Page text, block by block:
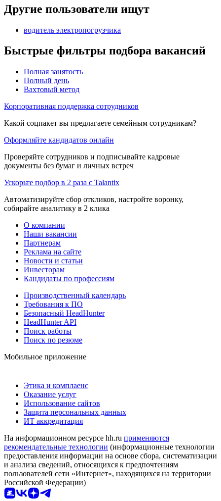
Другие пользователи ищут
водитель электропогрузчика
Быстрые фильтры подбора вакансий
Полная занятость
Полный день
Вахтовый метод
Корпоративная поддержка сотрудников
Какой соцпакет вы предлагаете семейным сотрудникам?
Оформляйте кандидатов онлайн
Проверяйте сотрудников и подписывайте кадровые
документы без бумаг и личных встреч
Ускорьте подбор в 2 раза с Talantix
Автоматизируйте сбор откликов, настройте воронку,
собирайте аналитику в 2 клика
О компании
Наши вакансии
Партнерам
Реклама на сайте
Новости и статьи
Инвесторам
Кандидаты по профессиям
Производственный календарь
Требования к ПО
Безопасный HeadHunter
HeadHunter API
Поиск работы
Поиск по резюме
Мобильное приложение
Этика и комплаенс
Оказание услуг
Использование сайтов
Защита персональных данных
ИТ аккредитация
На информационном ресурсе hh.ru применяются
рекомендательные технологии (информационные технологии
предоставления информации на основе сбора, систематизации
и анализа сведений, относящихся к предпочтениям
пользователей сети «Интернет», находящихся на территории
Российской Федерации)